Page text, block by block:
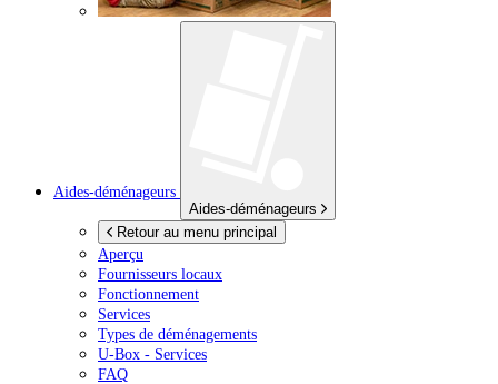
Aides-déménageurs
Aides-déménageurs
Retour au menu principal
Aperçu
Fournisseurs locaux
Fonctionnement
Services
Types de déménagements
U-Box - Services
FAQ